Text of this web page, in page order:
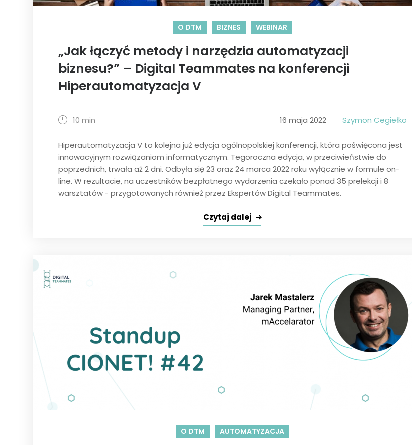
O DTM BIZNES WEBINAR
„Jak łączyć metody i narzędzia automatyzacji
biznesu?” – Digital Teammates na konferencji
Hiperautomatyzacja V
10 min 16 maja 2022 Szymon Cegiełko
Hiperautomatyzacja V to kolejna już edycja ogólnopolskiej konferencji, która poświęcona jest
innowacyjnym rozwiązaniom informatycznym. Tegoroczna edycja, w przeciwieństwie do
poprzednich, trwała aż 2 dni. Odbyła się 23 oraz 24 marca 2022 roku wyłącznie w formule on-
line. W rezultacie, na uczestników bezpłatnego wydarzenia czekało ponad 35 prelekcji i 8
warsztatów - przygotowanych również przez Ekspertów Digital Teammates.
Czytaj dalej
O DTM AUTOMATYZACJA